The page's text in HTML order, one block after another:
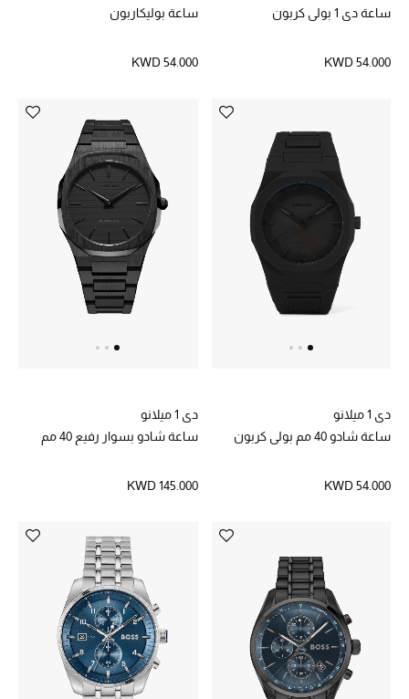
تسوقوا للرجال
الأطفال
عرض جميع المنتجات
الموسم الجديد
هدايا للأطفال
تشكيلة مستلزمات الأطفال
مستلزمات الأطفال الرضع
مستلزمات البنات (2 - 14 سنة)
ساعة دي 1 بولي كربون
KWD 54.000
ساعة بوليكاربون
KWD 54.000
دي 1 ميلانو
ساعة شادو 40 مم بولي كربون
KWD 54.000
دي 1 ميلانو
ساعة شادو بسوار رفيع 40 مم
KWD 145.000